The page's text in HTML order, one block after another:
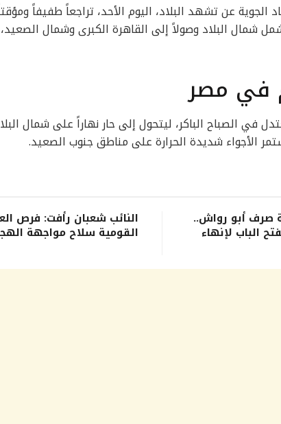
الجوية عن تشهد البلاد، اليوم الأحد، تراجعاً طفيفاً
شمال البلاد وصولاً إلى القاهرة الكبرى وشمال
في مصر
في الصباح الباكر، ليتحول إلى حار نهاراً على شمال
الأجواء شديدة الحرارة على مناطق جنوب الصعيد.
صرف أبو رواش..
الباب لإنهاء
النائب شعبان رأفت: فرص
القومية سلاح مواجهة